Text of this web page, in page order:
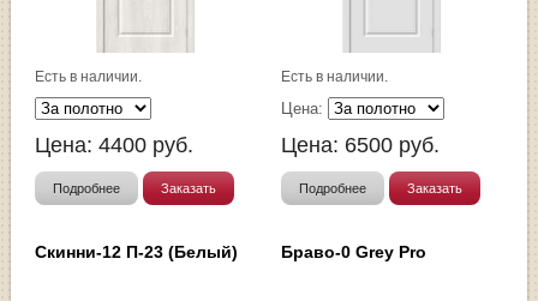
Есть в наличии.
Цена:4400 руб.
Подробнее Заказать
Есть в наличии.
Цена:
Цена: 6500 руб.
Подробнее Заказать
Скинни-12 П-23 (Белый) Браво-0 Grey Pro